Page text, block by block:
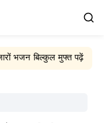
बिल्कुल मुफ्त पढ़ें